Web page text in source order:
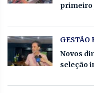
primeiro
GESTÃO
Novos
seleção